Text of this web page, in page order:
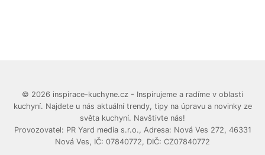
© 2026 inspirace-kuchyne.cz - Inspirujeme a radíme v oblasti
kuchyní. Najdete u nás aktuální trendy, tipy na úpravu a novinky ze
světa kuchyní. Navštivte nás!
Provozovatel: PR Yard media s.r.o., Adresa: Nová Ves 272, 46331
Nová Ves, IČ: 07840772, DIČ: CZ07840772